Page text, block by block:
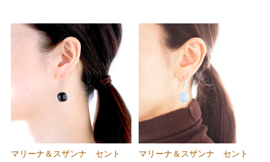
マリーナ＆スザンナ セント マリーナ＆スザンナ セント